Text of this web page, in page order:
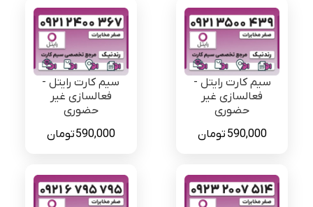
سیم کارت رایتل -
فعالسازی غیر
حضوری
590,000 تومان
سیم کارت رایتل -
فعالسازی غیر
حضوری
590,000تومان